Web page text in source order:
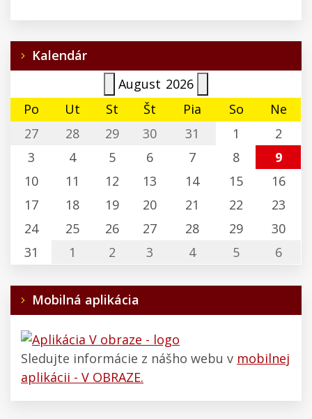
Kalendár
August 2026
Po
Ut St Št Pia So
Ne
27
28 29 30 31 1
2
3
4 5 6 7 8
9
10
11 12 13 14 15
16
17
18 19 20 21 22
23
24
25 26 27 28 29
30
31
1 2 3 4 5 6
Mobilná aplikácia
Sledujte informácie z nášho webu v mobilnej
aplikácii - V OBRAZE.